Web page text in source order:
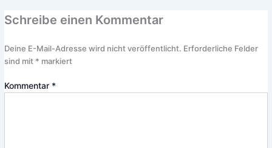
Schreibe einen Kommentar
Deine E-Mail-Adresse wird nicht veröffentlicht. Erforderliche Felder
sind mit * markiert
Kommentar *